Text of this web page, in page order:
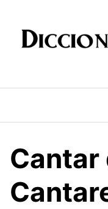
contenido
Cantar